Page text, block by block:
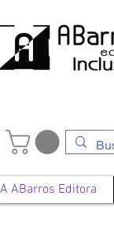
A ABarros Editora